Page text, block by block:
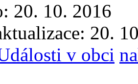
20. 10. 2016
20.
v obci